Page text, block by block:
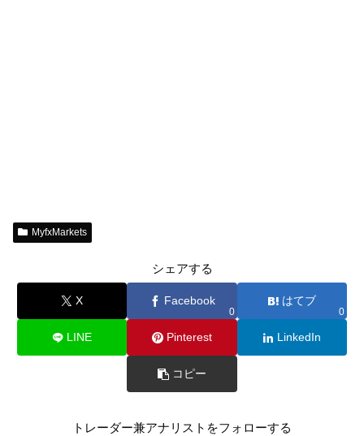
MyfxMarkets
シェアする
X Facebook
0
はてブ
0
LINE Pinterest LinkedIn
コピー
トレーダー兼アナリストをフォローする